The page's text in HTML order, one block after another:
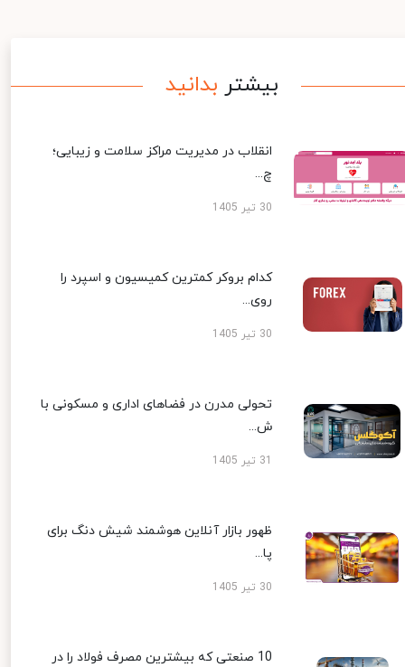
بیشتر بدانید
انقلاب در مدیریت مراکز سلامت و زیبایی؛
چ...
30 تیر 1405
کدام بروکر کمترین کمیسیون و اسپرد را
روی...
30 تیر 1405
تحولی مدرن در فضاهای اداری و مسکونی با
ش...
ظهور بازار آنلاین هوشمند شیش دنگ برای
پا...
30 تیر 1405
10 صنعتی که بیشترین مصرف فولاد را در